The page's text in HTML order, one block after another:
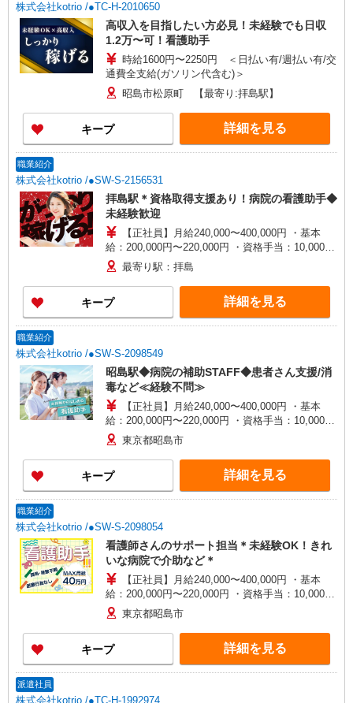
株式会社kotrio /●TC-H-2010650
高収入を目指したい方必見！未経験でも日収
1.2万〜可！看護助手
時給1600円〜2250円 ＜日払い有/週払い有/交
通費全支給(ガソリン代含む)＞
昭島市松原町 【最寄り:拝島駅】
キープ 詳細を見る
職業紹介
株式会社kotrio /●SW-S-2156531
拝島駅＊資格取得支援あり！病院の看護助手◆
未経験歓迎
【正社員】月給240,000〜400,000円 ・基本
給：200,000円〜220,000円 ・資格手当：10,000〜
30,000円 ・役職手当：10,000〜70,000円 ・処遇改
善手当：20,000〜60,000円（勤続年数、保有資格
により変動） ・固定残業手当：20,000円（10時
間） ※固定残業時間を超過する場合には超過勤務
手当として別途支給 ・夜勤手当：10,000円/1回
歓迎 ・認知症介護基礎研修 ・初任者研修 ・実務
者研修 ・介護福祉士 など
最寄り駅：拝島
キープ 詳細を見る
職業紹介
株式会社kotrio /●SW-S-2098549
昭島駅◆病院の補助STAFF◆患者さん支援/消
毒など≪経験不問≫
【正社員】月給240,000〜400,000円 ・基本
給：200,000円〜220,000円 ・資格手当：10,000〜
30,000円 ・役職手当：10,000〜70,000円 ・処遇改
善手当：20,000〜60,000円（勤続年数、保有資格
により変動） ・固定残業手当：20,000円（10時
間） ※固定残業時間を超過する場合には超過勤務
手当として別途支給 ・夜勤手当：10,000円/1回
歓迎 ・認知症介護基礎研修 ・初任者研修 ・実務
者研修 ・介護福祉士 など
東京都昭島市
キープ 詳細を見る
職業紹介
株式会社kotrio /●SW-S-2098054
看護師さんのサポート担当＊未経験OK！きれ
いな病院で介助など＊
【正社員】月給240,000〜400,000円 ・基本
給：200,000円〜220,000円 ・資格手当：10,000〜
30,000円 ・役職手当：10,000〜70,000円 ・処遇改
善手当：20,000〜60,000円（勤続年数、保有資格
により変動） ・固定残業手当：20,000円（10時
間） ※固定残業時間を超過する場合には超過勤務
手当として別途支給 ・夜勤手当：10,000円/1回
歓迎 ・認知症介護基礎研修 ・初任者研修 ・実務
東京都昭島市
キープ 詳細を見る
派遣社員
株式会社kotrio /●TC-H-1992974